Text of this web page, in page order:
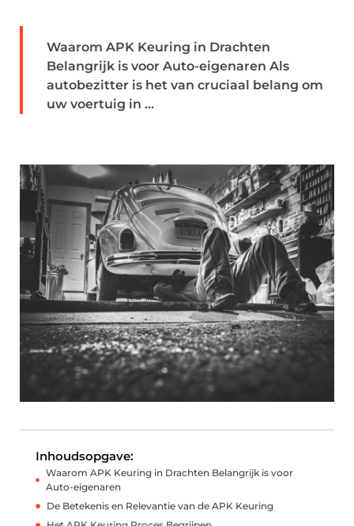
Waarom APK Keuring in Drachten
Belangrijk is voor Auto-eigenaren Als
autobezitter is het van cruciaal belang om
uw voertuig in ...
Inhoudsopgave:
Waarom APK Keuring in Drachten Belangrijk is voor
Auto-eigenaren
De Betekenis en Relevantie van de APK Keuring